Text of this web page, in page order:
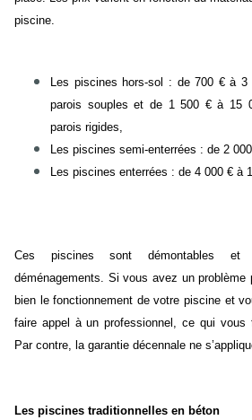
piscine.
Les piscines hors-sol : de 700 € à
parois souples et de 1 500 € à 15
parois rigides,
Les piscines semi-enterrées : de 2
Les piscines enterrées : de 4 000 € à
Ces piscines sont démontables et
déménagements. Si vous avez un
bien le fonctionnement de votre piscine et
faire appel à un professionnel, ce qui vous
Par contre, la garantie décennale ne
Les piscines traditionnelles en béton